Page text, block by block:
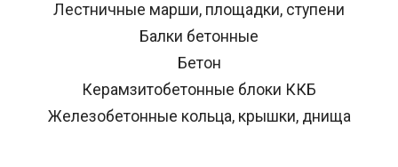
Лестничные марши, площадки, ступени
Балки бетонные
Бетон
Керамзитобетонные блоки ККБ
Железобетонные кольца, крышки, днища